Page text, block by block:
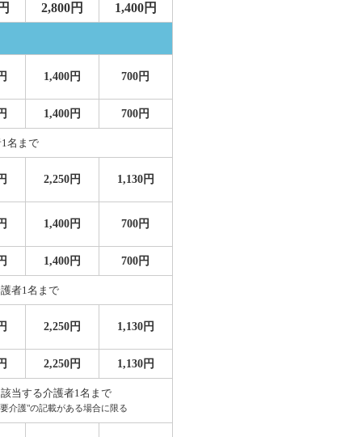
2,800円 1,400円
1,400円 700円
1,400円 700円
名まで
2,250円 1,130円
1,400円 700円
1,400円 700円
者1名まで
2,250円 1,130円
2,250円 1,130円
当する介護者1名まで
介護"の記載がある場合に限る